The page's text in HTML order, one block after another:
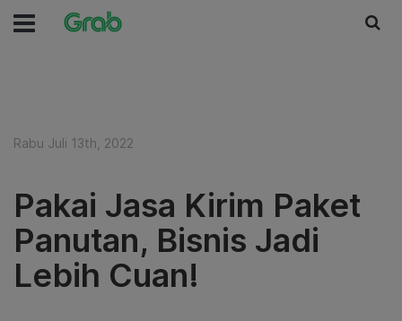
Rabu Juli 13th, 2022
Pakai Jasa Kirim Paket
Panutan, Bisnis Jadi
Lebih Cuan!